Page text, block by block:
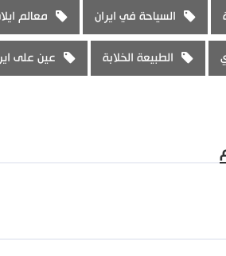
السياحة في ايران معالم
الطبيعة الخلابة عين على